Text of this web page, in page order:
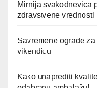
Mirnija svakodnevica
zdravstvene vrednosti
Savremene ograde
vikendicu
Kako unaprediti